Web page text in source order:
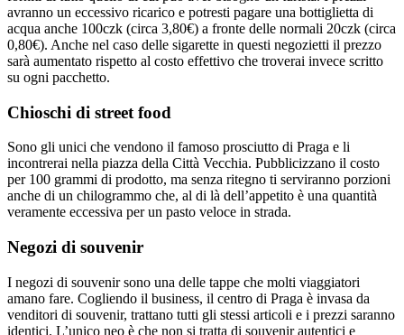
avranno un eccessivo ricarico e potresti pagare una bottiglietta di
acqua anche 100czk (circa 3,80€) a fronte delle normali 20czk (circa
0,80€). Anche nel caso delle sigarette in questi negozietti il prezzo
sarà aumentato rispetto al costo effettivo che troverai invece scritto
su ogni pacchetto.
Chioschi di street food
Sono gli unici che vendono il famoso prosciutto di Praga e li
incontrerai nella piazza della Città Vecchia. Pubblicizzano il costo
per 100 grammi di prodotto, ma senza ritegno ti serviranno porzioni
anche di un chilogrammo che, al di là dell’appetito è una quantità
veramente eccessiva per un pasto veloce in strada.
Negozi di souvenir
I negozi di souvenir sono una delle tappe che molti viaggiatori
amano fare. Cogliendo il business, il centro di Praga è invasa da
venditori di souvenir, trattano tutti gli stessi articoli e i prezzi saranno
identici. L’unico neo è che non si tratta di souvenir autentici e